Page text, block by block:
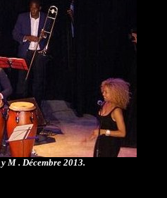
M . Décembre 2013.